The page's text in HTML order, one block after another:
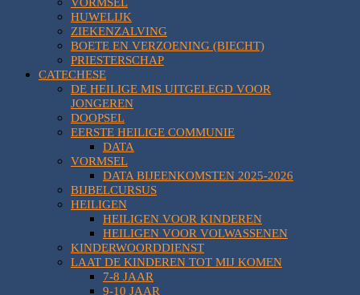
HUWELIJK
ZIEKENZALVING
BOETE EN VERZOENING (BIECHT)
PRIESTERSCHAP
CATECHESE
DE HEILIGE MIS UITGELEGD VOOR
JONGEREN
DOOPSEL
EERSTE HEILIGE COMMUNIE
DATA
VORMSEL
DATA BIJEENKOMSTEN 2025-2026
BIJBELCURSUS
HEILIGEN
HEILIGEN VOOR KINDEREN
HEILIGEN VOOR VOLWASSENEN
KINDERWOORDDIENST
LAAT DE KINDEREN TOT MIJ KOMEN
7-8 JAAR
9-10 JAAR